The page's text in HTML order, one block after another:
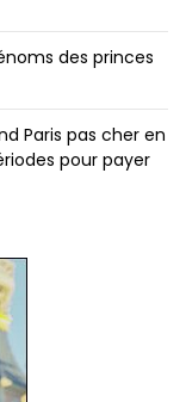
des princes
Paris pas cher en
pour payer